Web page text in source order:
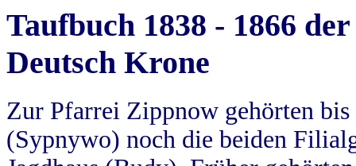
Taufbuch 1838 - 1866
Deutsch Krone
Zur Pfarrei Zippnow gehörten
(Sypnywo) noch die beiden